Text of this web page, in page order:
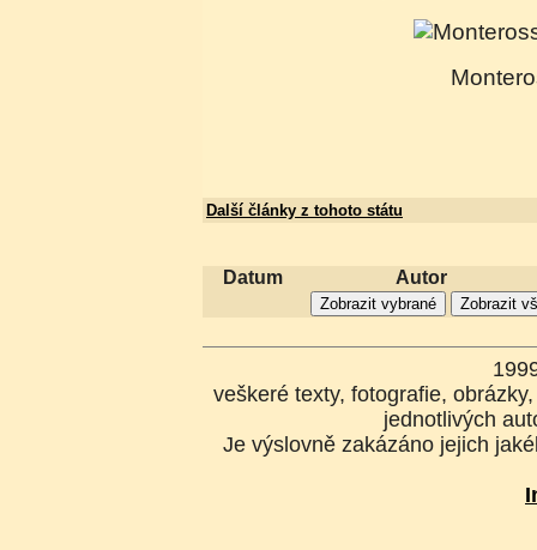
Další články z tohoto státu
Datum Autor
veškeré texty, fotografie,
jednotlivých
Je výslovně zakázáno jejich